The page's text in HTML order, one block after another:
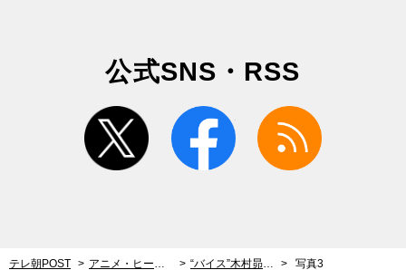
公式SNS・RSS
twitter facebook
テレ朝POST アニメ・ヒーロー “バイス”木村昴、本人役で『仮面ライダーリバイス』に登場！「この感動は一生忘れません」 写真3